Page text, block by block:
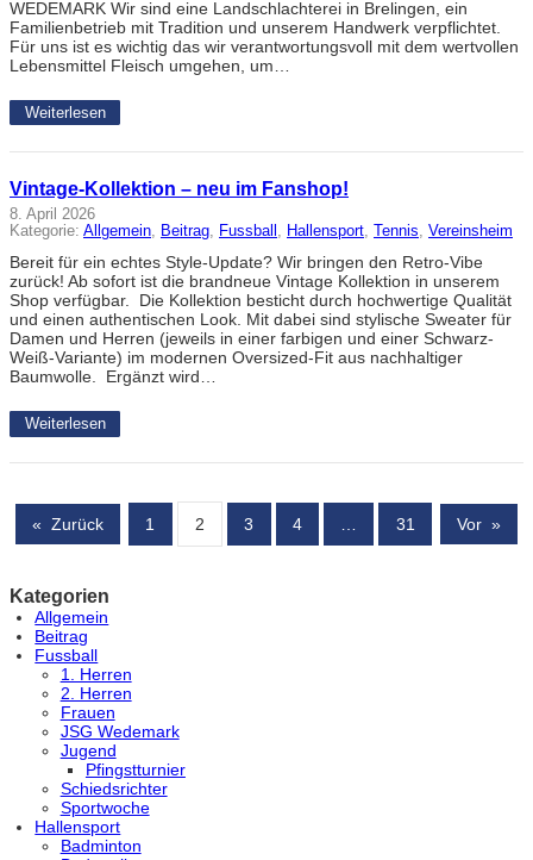
WEDEMARK Wir sind eine Landschlachterei in Brelingen, ein
Familienbetrieb mit Tradition und unserem Handwerk verpflichtet.
Für uns ist es wichtig das wir verantwortungsvoll mit dem wertvollen
Lebensmittel Fleisch umgehen, um…
Weiterlesen
Vintage-Kollektion – neu im Fanshop!
8. April 2026
Kategorie: Allgemein, Beitrag, Fussball , Hallensport, Tennis, Vereinsheim
Bereit für ein echtes Style-Update? Wir bringen den Retro-Vibe
zurück! Ab sofort ist die brandneue Vintage Kollektion in unserem
Shop verfügbar. Die Kollektion besticht durch hochwertige Qualität
und einen authentischen Look. Mit dabei sind stylische Sweater für
Damen und Herren (jeweils in einer farbigen und einer Schwarz-
Weiß-Variante) im modernen Oversized-Fit aus nachhaltiger
Baumwolle. Ergänzt wird…
Weiterlesen
« Zurück 1 2 3 4 … 31 Vor »
Kategorien
Allgemein
Beitrag
Fussball
1. Herren
2. Herren
Frauen
JSG Wedemark
Jugend
Pfingstturnier
Schiedsrichter
Sportwoche
Hallensport
Badminton